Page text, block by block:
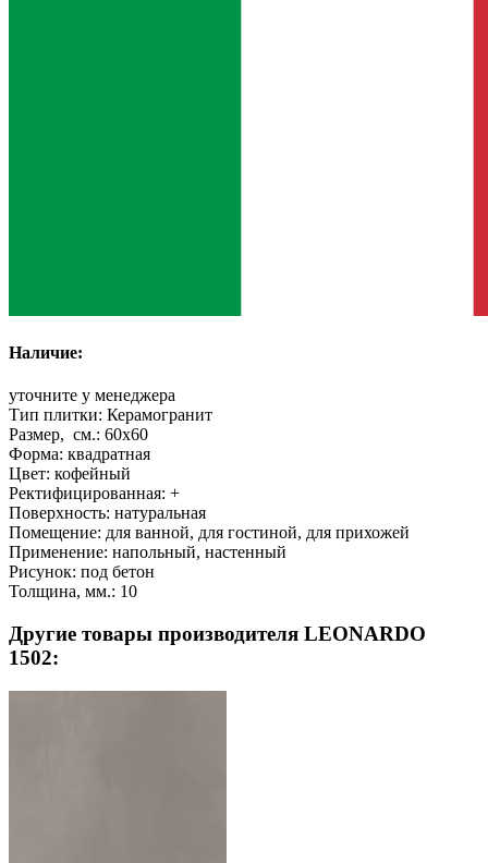
Наличие:
уточните у менеджера
Тип плитки: Керамогранит
Размер, см.: 60x60
Форма: квадратная
Цвет: кофейный
Ректифицированная: +
Поверхность: натуральная
Помещение: для ванной, для гостиной, для прихожей
Применение: напольный, настенный
Рисунок: под бетон
Толщина, мм.: 10
Другие товары производителя LEONARDO
1502: